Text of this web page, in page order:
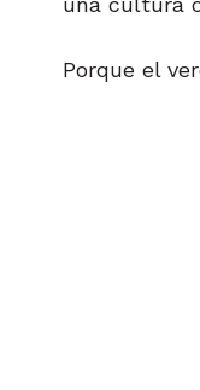
Porque el